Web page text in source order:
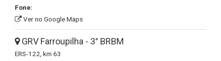
Fone:
Ver no Google Maps
GRV Farroupilha - 3° BRBM
ERS-122, km 63